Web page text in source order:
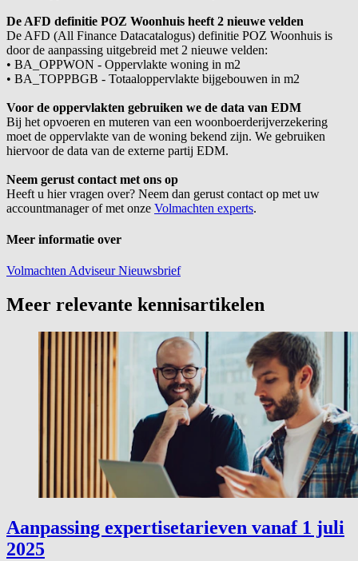
De AFD definitie POZ Woonhuis heeft 2 nieuwe velden
De AFD (All Finance Datacatalogus) definitie POZ Woonhuis is
door de aanpassing uitgebreid met 2 nieuwe velden:
• BA_OPPWON - Oppervlakte woning in m2
• BA_TOPPBGB - Totaaloppervlakte bijgebouwen in m2
Voor de oppervlakten gebruiken we de data van EDM
Bij het opvoeren en muteren van een woonboerderijverzekering
moet de oppervlakte van de woning bekend zijn. We gebruiken
hiervoor de data van de externe partij EDM.
Neem gerust contact met ons op
Heeft u hier vragen over? Neem dan gerust contact op met uw
accountmanager of met onze Volmachten experts.
Meer informatie over
VolmachtenAdviseurNieuwsbrief
Meer relevante kennisartikelen
Aanpassing expertisetarieven vanaf 1 juli
2025